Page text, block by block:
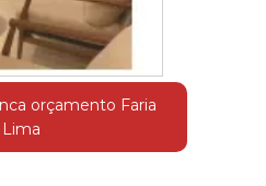
orçamento Faria
Lima